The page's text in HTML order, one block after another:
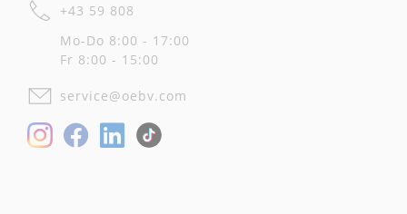
+43 59 808
Mo-Do 8:00 - 17:00
Fr 8:00 - 15:00
service@oebv.com
InstagramFacebookLinkedIn